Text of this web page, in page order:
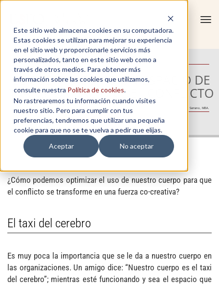
Este sitio web almacena cookies en su computadora.
Estas cookies se utilizan para mejorar su experiencia
en el sitio web y proporcionarle servicios más
personalizados, tanto en este sitio web como a
través de otros medios. Para obtener más
información sobre las cookies que utilizamos,
consulte nuestra Política de cookies.
No rastrearemos tu información cuando visites
nuestro sitio. Pero para cumplir con tus
preferencias, tendremos que utilizar una pequeña
cookie para que no se te vuelva a pedir que elijas.
Aceptar
No aceptar
EL CUERPO COMO UN ESPACIO DE
TRANSFORMACIÓN DEL CONFLICTO
Autor: Andrés Proaño Serrano, MBA.
Calidad académica para el talento
¿Cómo podemos optimizar el uso de nuestro cuerpo para que
el conflicto se transforme en una fuerza co-creativa?
El taxi del cerebro
Es muy poca la importancia que se le da a nuestro cuerpo en
las organizaciones. Un amigo dice: “Nuestro cuerpo es el taxi
del cerebro”; mientras esté funcionando y sea el espacio que